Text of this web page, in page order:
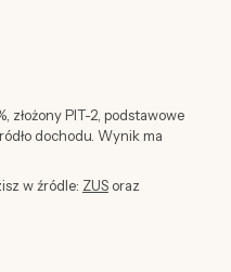
złożony PIT-2, podstawowe
dochodu. Wynik ma
w źródle: ZUSoraz